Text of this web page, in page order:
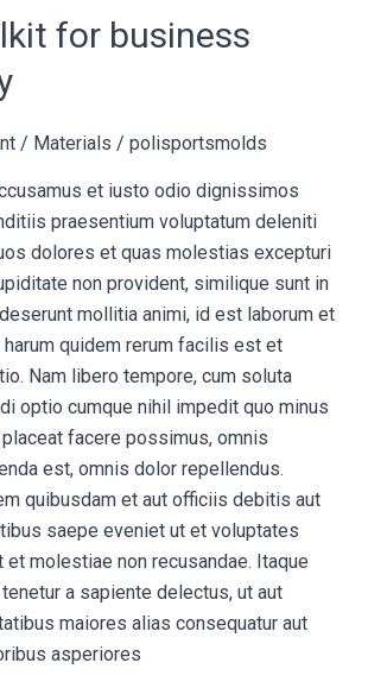
for business
/ Materials / polisportsmolds
et iusto odio dignissimos
praesentium voluptatum deleniti
dolores et quas molestias excepturi
non provident, similique sunt in
mollitia animi, id est laborum et
harum quidem rerum facilis est et
Nam libero tempore, cum soluta
optio cumque nihil impedit quo minus
facere possimus, omnis
est, omnis dolor repellendus.
quibusdam et aut officiis debitis aut
saepe eveniet ut et voluptates
et molestiae non recusandae. Itaque
a sapiente delectus, ut aut
maiores alias consequatur aut
asperiores